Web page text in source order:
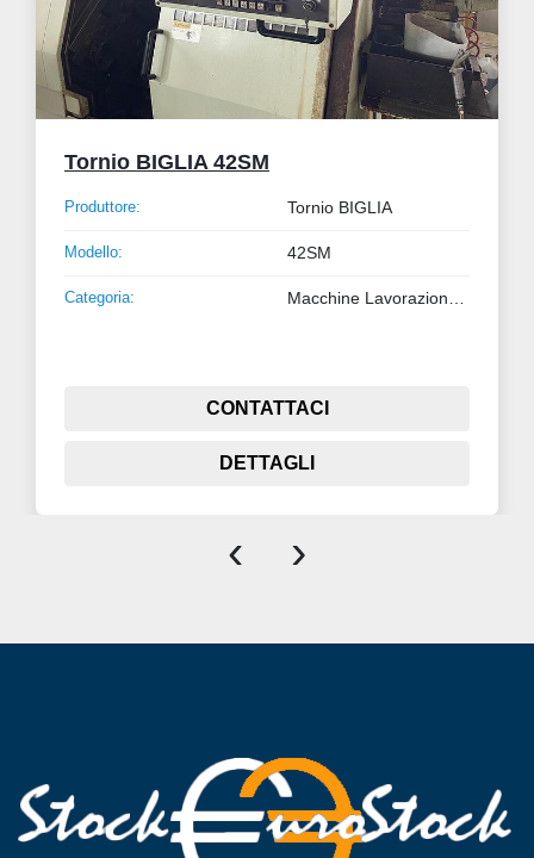
Tornio BIGLIA 42SM
Produttore: Tornio BIGLIA
Modello: 42SM
Categoria:
CONTATTACI
DETTAGLI
‹ ›